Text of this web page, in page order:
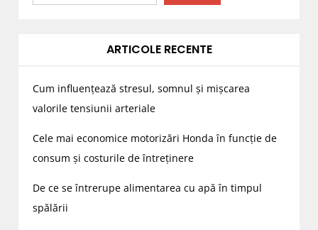
ARTICOLE RECENTE
Cum influențează stresul, somnul și mișcarea
valorile tensiunii arteriale
Cele mai economice motorizări Honda în funcție de
consum și costurile de întreținere
De ce se întrerupe alimentarea cu apă în timpul
spălării